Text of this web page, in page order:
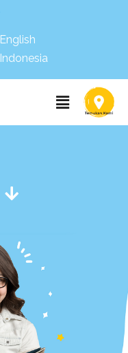
English
Indonesia